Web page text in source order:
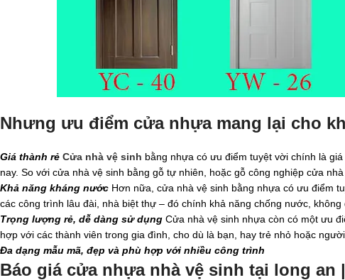
Nhưng ưu điểm cửa nhựa mang lại cho
Giá thành rẻ Cửa nhà vệ sinh bằng nhựa có ưu điểm tuyệt vời chính là
nay. So với cửa nhà vệ sinh bằng gỗ tự nhiên, hoặc gỗ công nghiệp cửa
Khả năng kháng nước Hơn nữa, cửa nhà vệ sinh bằng nhựa có ưu điểm
các công trình lâu đài, nhà biệt thự – đó chính khả năng chống nước,
Trọng lượng rẻ, dễ dàng sử dụng Cửa nhà vệ sinh nhựa còn có một ưu
hợp với các thành viên trong gia đình, cho dù là bạn, hay trẻ nhỏ hoặc
Đa dạng mẫu mã, đẹp và phù hợp với nhiều công trình
Báo giá cửa nhựa nhà vệ sinh tại long